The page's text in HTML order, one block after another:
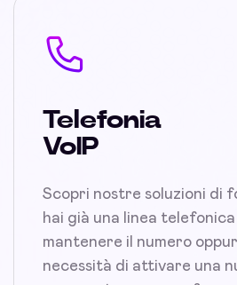
Telefonia
VoIP
Scopri nostre soluzioni di
hai già una linea telefonica
mantenere il numero
necessità di attivare una